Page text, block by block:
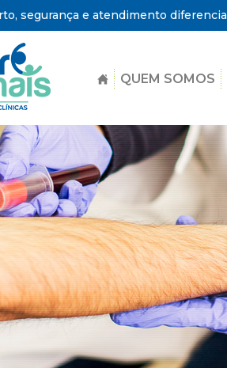
segurança e atendimento
QUEM SOMOS